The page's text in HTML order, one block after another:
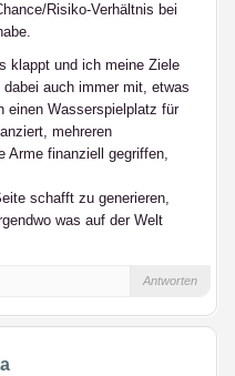
Risiko-Verhältnis bei
klappt und ich meine Ziele
auch immer mit, etwas
einen Wasserspielplatz für
mehreren
Arme finanziell gegriffen,
schafft zu generieren,
was auf der Welt
Antworten